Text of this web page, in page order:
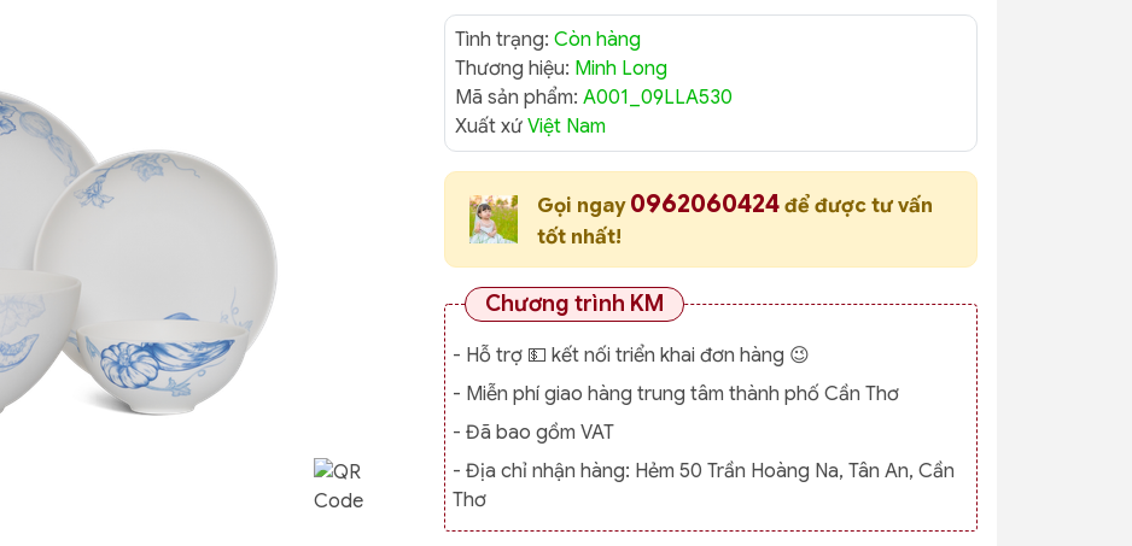
Tình trạng:Còn hàng
Thương hiệu: Minh Long
Mã sản phẩm:A001_09LLA530
Xuất xứViệt Nam
Gọi ngay 0962060424để được tư vấn
tốt nhất!
Chương trình KM
- Hỗ trợ 💵 kết nối triển khai đơn hàng 😉
- Miễn phí giao hàng trung tâm thành phố Cần Thơ
- Đã bao gồm VAT
- Địa chỉ nhận hàng: Hẻm 50 Trần Hoàng Na, Tân An, Cần
Thơ